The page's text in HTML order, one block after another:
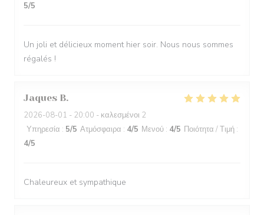
5/5
Un joli et délicieux moment hier soir. Nous nous sommes
régalés !
Jaques B
2026-08-01 - 20:00 - καλεσμένοι 2
Υπηρεσία : 5/5 Ατμόσφαιρα : 4/5 Μενού : 4/5 Ποιότητα / Τιμή :
4/5
Chaleureux et sympathique